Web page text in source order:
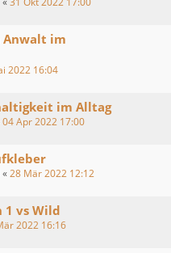
Anwalt im
2022 16:04
im Alltag
04 Apr 2022 17:00
«28 Mär 2022 12:12
1 vs Wild
2022 16:16